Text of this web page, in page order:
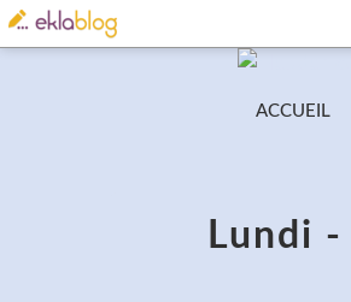
ACCUEIL
Lundi